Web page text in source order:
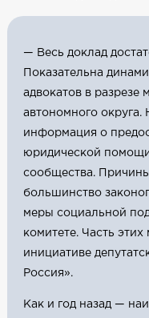
— Весь доклад
Показательна
адвокатов в разрезе
автономного округа.
информация о
юридической
сообщества.
большинство
меры социальной
комитете. Часть
инициативе
Россия».
Как и год назад —